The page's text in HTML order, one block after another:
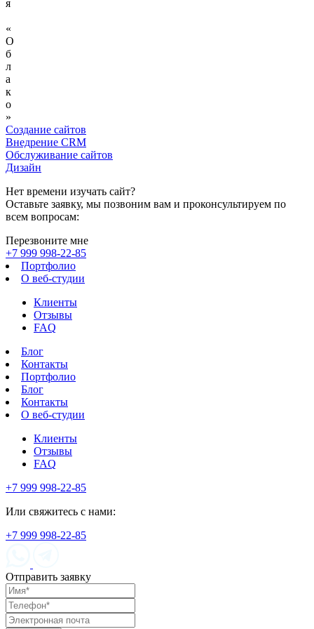
я
«
О
б
л
а
к
о
»
Создание сайтов
Внедрение CRM
Обслуживание сайтов
Дизайн
Нет времени изучать сайт?
Оставьте заявку, мы позвоним вам и проконсультируем по
всем вопросам:
Перезвоните мне
+7 999 998-22-85
Портфолио
О веб-студии
Клиенты
Отзывы
FAQ
Блог
Контакты
Портфолио
Блог
Контакты
О веб-студии
Клиенты
Отзывы
FAQ
+7 999 998-22-85
Или свяжитесь с нами:
+7 999 998-22-85
Отправить заявку